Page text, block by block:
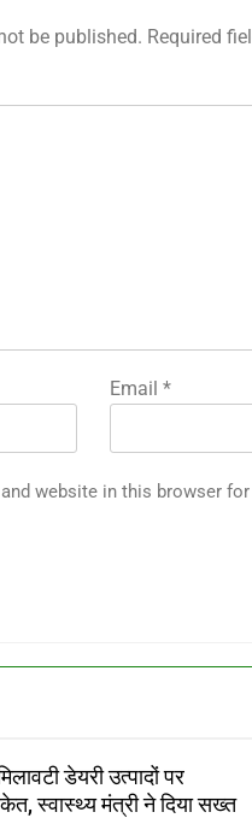
be published. Required
Email *
website in this browser
डेयरी उत्पादों पर
स्वास्थ्य मंत्री ने दिया सख्त